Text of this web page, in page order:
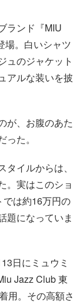
ランド『MIU
場。白いシャツ
ュのジャケット
アルな装いを披
が、お腹のあた
た。
イルからは、
。実はこのショ
では約16万円の
題になっていま
日にミュウミ
Jazz Club 東
用。その高額さ